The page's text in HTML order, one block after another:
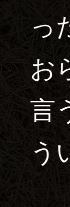
っ
お
言
う